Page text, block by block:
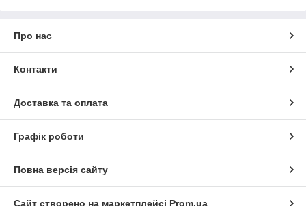
Про нас
Контакти
Доставка та оплата
Графік роботи
Повна версія сайту
Сайт створено на маркетплейсі Prom.ua